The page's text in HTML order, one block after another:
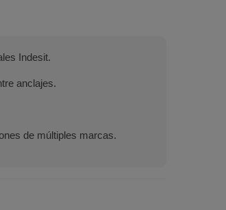
Indesit.
anclajes.
de múltiples marcas.